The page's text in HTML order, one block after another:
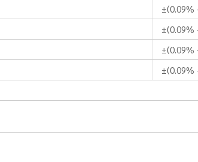
±(0.09%
±(0.09%
±(0.09%
±(0.09%